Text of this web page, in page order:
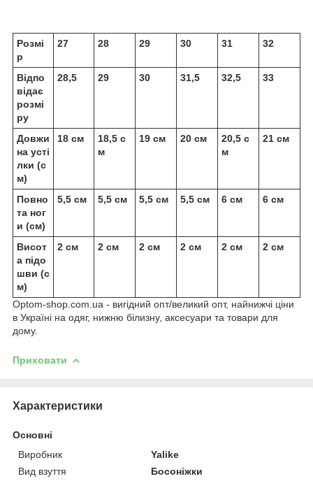
Розмі
р
27 28 29 30 31 32
Відпо
відає
розмі
ру
28,5 29 30 31,5 32,5 33
Довжи
на усті
лки (с
м)
18 см
18,5 с
м
19 см 20 см
20,5 с
м
21 см
Повно
та ног
и (см)
5,5 см 5,5 см 5,5 см 5,5 см 6 см 6 см
Висот
а підо
шви (с
м)
2 см 2 см 2 см 2 см 2 см 2 см
Optom-shop.com.ua - вигідний опт/великий опт, найнижчі ціни
в Україні на одяг, нижню білизну, аксесуари та товари для
дому.
Приховати
Характеристики
Основні
Виробник
Yalike
Вид взуття
Босоніжки